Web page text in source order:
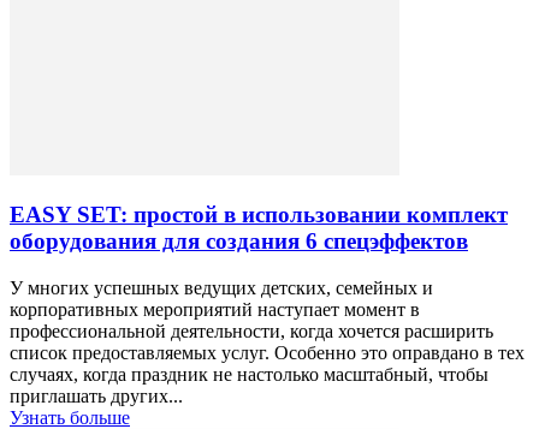
EASY SET: простой в использовании комплект
оборудования для создания 6 спецэффектов
У многих успешных ведущих детских, семейных и
корпоративных мероприятий наступает момент в
профессиональной деятельности, когда хочется расширить
список предоставляемых услуг. Особенно это оправдано в тех
случаях, когда праздник не настолько масштабный, чтобы
приглашать других...
Узнать больше